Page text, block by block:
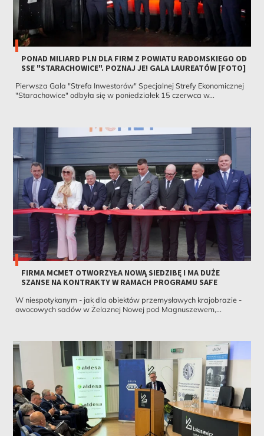
PONAD MILIARD PLN DLA FIRM Z POWIATU RADOMSKIEGO OD
SSE "STARACHOWICE". POZNAJ JE! GALA LAUREATÓW [FOTO]
Pierwsza Gala "Strefa Inwestorów" Specjalnej Strefy Ekonomicznej
"Starachowice" odbyła się w poniedziałek 15 czerwca w...
FIRMA MCMET OTWORZYŁA NOWĄ SIEDZIBĘ I MA DUŻE
SZANSE NA KONTRAKTY W RAMACH PROGRAMU SAFE
W niespotykanym - jak dla obiektów przemysłowych krajobrazie -
owocowych sadów w Żelaznej Nowej pod Magnuszewem,...